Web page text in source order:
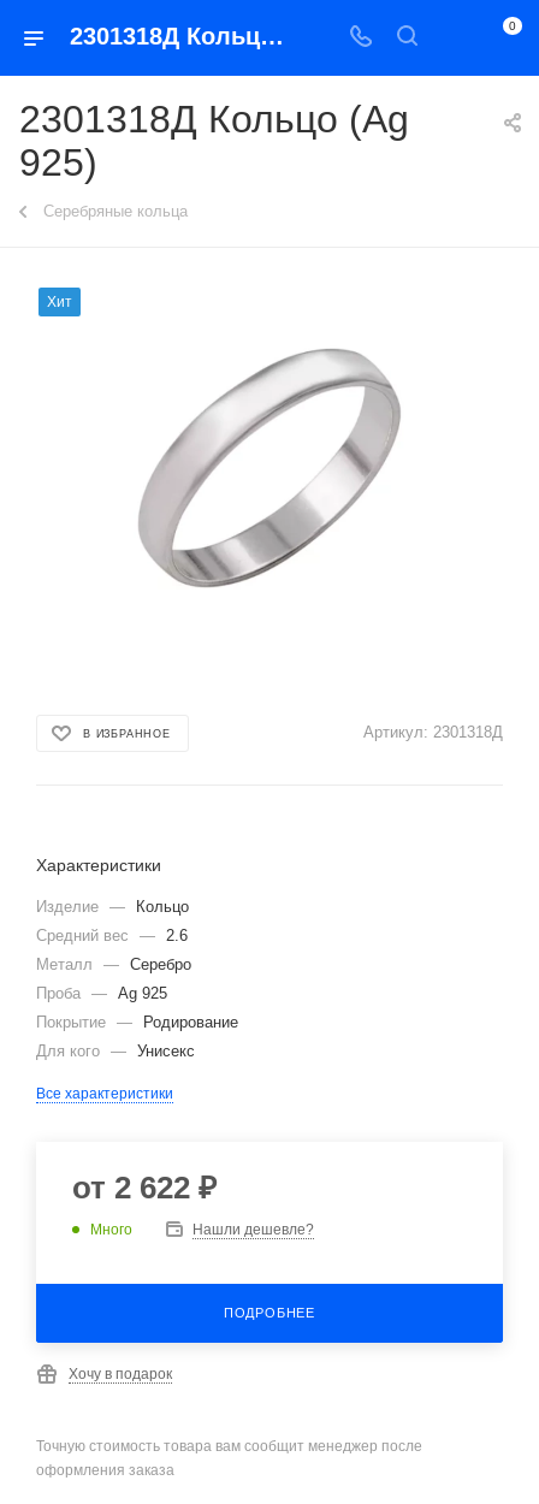
2301318Д Кольцо (Ag 925) 0
2301318Д Кольцо (Ag
925)
Серебряные кольца
Хит
В ИЗБРАННОЕ Артикул: 2301318Д
Характеристики
Изделие —
Кольцо
Средний вес
— 2.6
Металл
— Серебро
Проба — Ag 925
Покрытие —
Родирование
Для кого — Унисекс
Все характеристики
от 2 622 ₽
Много Нашли дешевле?
ПОДРОБНЕЕ
Хочу в подарок
Точную стоимость товара вам сообщит менеджер после
оформления заказа